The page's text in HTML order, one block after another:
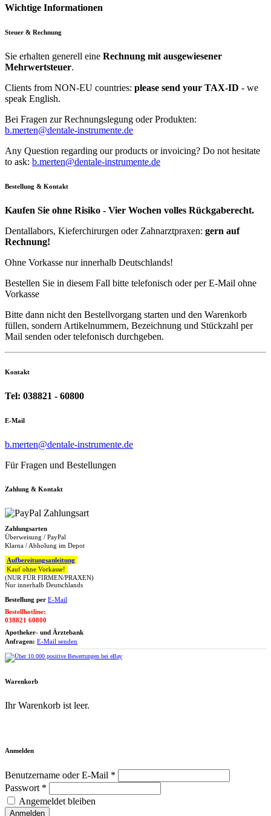
Wichtige Informationen
Steuer & Rechnung
Sie erhalten generell eine Rechnung mit ausgewiesener
Mehrwertsteuer.
Clients from NON-EU countries: please send your TAX-ID - we
speak English.
Bei Fragen zur Rechnungslegung oder Produkten:
b.merten@dentale-instrumente.de
Any Question regarding our products or invoicing? Do not hesitate
to ask: b.merten@dentale-instrumente.de
Bestellung & Kontakt
Kaufen Sie ohne Risiko - Vier Wochen volles Rückgaberecht.
Dentallabors, Kieferchirurgen oder Zahnarztpraxen: gern auf
Rechnung!
Ohne Vorkasse nur innerhalb Deutschlands!
Bestellen Sie in diesem Fall bitte telefonisch oder per E-Mail ohne
Vorkasse
Bitte dann nicht den Bestellvorgang starten und den Warenkorb
füllen, sondern Artikelnummern, Bezeichnung und Stückzahl per
Mail senden oder telefonisch durchgeben.
Kontakt
Tel: 038821 - 60800
E-Mail
b.merten@dentale-instrumente.de
Für Fragen und Bestellungen
Zahlung & Kontakt
Zahlungsarten
Überweisung / PayPal
Klarna / Abholung im Depot
Aufbereitungsanleitung
Kauf ohne Vorkasse!
(NUR FÜR FIRMEN/PRAXEN)
Nur innerhalb Deutschlands
Bestellung per E-Mail
Bestellhotline:
038821 60800
Apotheker- und Ärztebank
Anfragen: E-Mail senden
Warenkorb
Ihr Warenkorb ist leer.
Anmelden
Benutzername oder E-Mail *
Passwort *
Angemeldet bleiben
Anmelden